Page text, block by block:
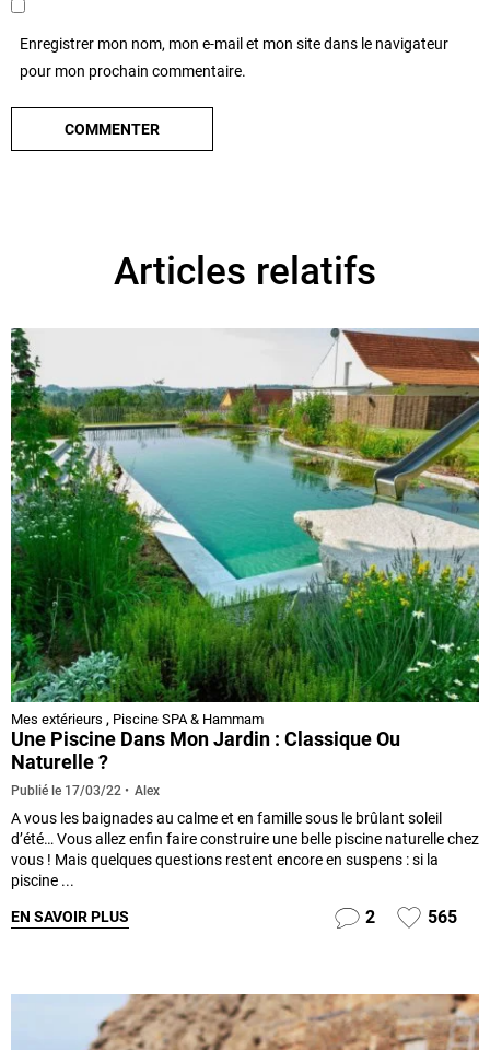
Enregistrer mon nom, mon e-mail et mon site dans le navigateur
pour mon prochain commentaire.
Articles relatifs
Mes extérieurs , Piscine SPA & Hammam
Une Piscine Dans Mon Jardin : Classique Ou
Naturelle ?
Publié le 17/03/22 Alex
A vous les baignades au calme et en famille sous le brûlant soleil
d’été… Vous allez enfin faire construire une belle piscine naturelle chez
vous ! Mais quelques questions restent encore en suspens : si la
piscine ...
EN SAVOIR PLUS 2 565